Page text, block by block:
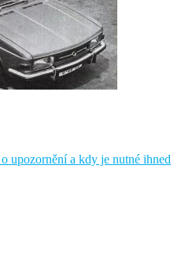
upozornění a kdy je nutné ihned